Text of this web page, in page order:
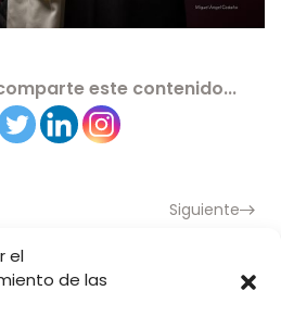
el
de las
este contenido...
Siguiente